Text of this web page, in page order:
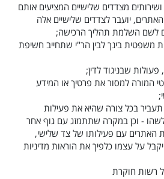
מצדדים שלישיים המציעים אותם
יועבר לצדדים שלישיים אלה
לשם השלמת תהליך הרכישה;
בינך לבין הר"י שתחייב חשיפת
שבניגוד לדין;
המורה למסור את פרטיך או המידע
בכל צורה שהיא את פעילות
- וכן במקרה שתתמזג עם גוף אחר
האתרים עם פעילותו של צד שלישי,
על עצמו כלפיך את הוראות מדיניות
רשות חוקרת